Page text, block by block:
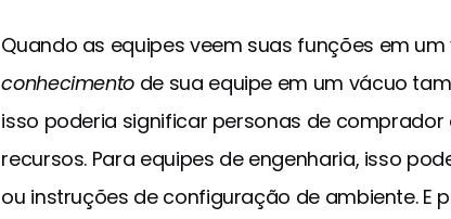
Quando as equipes veem suas funções em
conhecimento de sua equipe em um vácuo
isso poderia significar personas de
recursos. Para equipes de engenharia, isso
ou instruções de configuração de ambiente. E